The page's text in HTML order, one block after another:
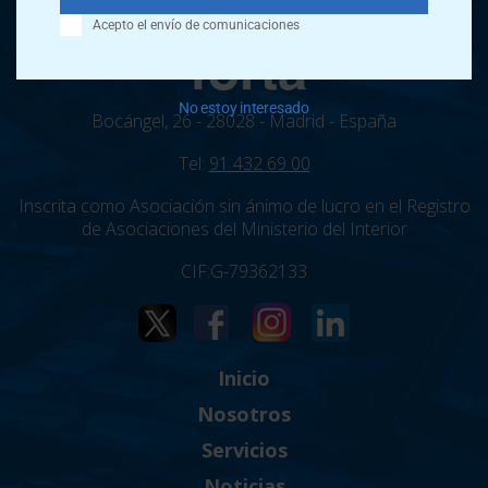
Bocángel, 26 - 28028 - Madrid - España
Tel: 91 432 69 00
Inscrita como Asociación sin ánimo de lucro en el Registro
de Asociaciones del Ministerio del Interior
CIF:G-79362133
Inicio
Nosotros
Servicios
Acepto el envío de comunicaciones
No estoy interesado